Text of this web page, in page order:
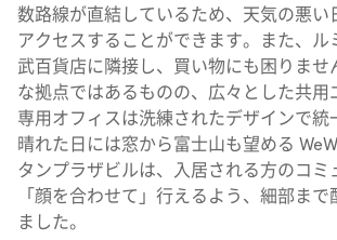
数路線が直結しているため、天気の悪い
アクセスすることができます。また、ル
武百貨店に隣接し、買い物にも困りませ
な拠点ではあるものの、広々とした共用
専用オフィスは洗練されたデザインで統
晴れた日には窓から富士山も望める
タンプラザビルは、入居される方のコミ
「顔を合わせて」行えるよう、細部ま
ました。